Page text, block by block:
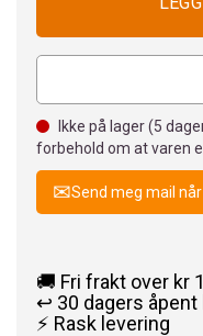
Ikke på lager (5
forbehold om at varen
Send meg mail
🚚 Fri frakt over kr
↩️ 30 dagers åpent
⚡ Rask levering